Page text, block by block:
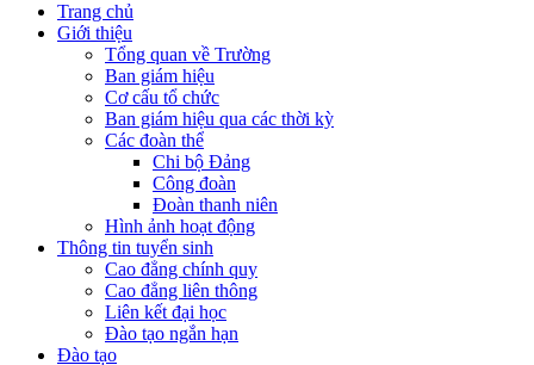
Trang chủ
Giới thiệu
Tổng quan về Trường
Ban giám hiệu
Cơ cấu tổ chức
Ban giám hiệu qua các thời kỳ
Các đoàn thể
Chi bộ Đảng
Công đoàn
Đoàn thanh niên
Hình ảnh hoạt động
Thông tin tuyển sinh
Cao đẳng chính quy
Cao đẳng liên thông
Liên kết đại học
Đào tạo ngắn hạn
Đào tạo